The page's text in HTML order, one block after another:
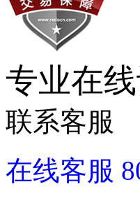
专业在
联系客服
在线客服